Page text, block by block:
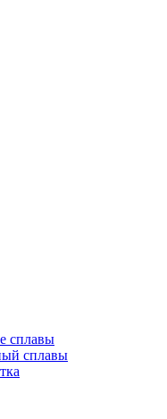
сплавы
сплавы